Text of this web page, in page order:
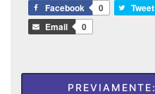
Facebook 0 Tweet
Email
0
NavegaciónPREVIAMENTE: